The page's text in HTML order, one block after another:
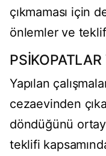
çıkmaması için
önlemler ve
Yapılan
cezaevinden
döndüğünü
teklifi